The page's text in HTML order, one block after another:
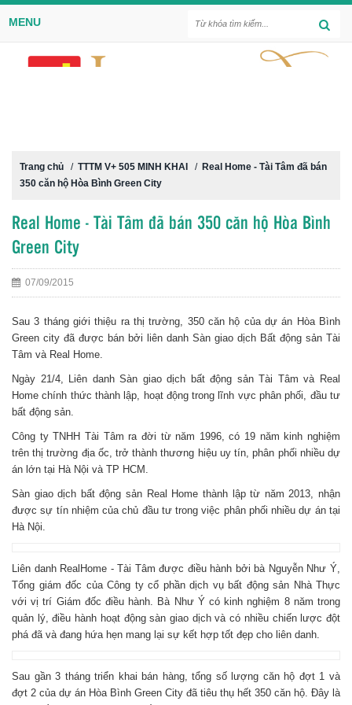
MENU
Trang chủ / TTTM V+ 505 MINH KHAI / Real Home - Tài Tâm đã bán
350 căn hộ Hòa Bình Green City
Real Home - Tài Tâm đã bán 350 căn hộ Hòa Bình
Green City
07/09/2015
Sau 3 tháng giới thiệu ra thị trường, 350 căn hộ của dự án Hòa Bình
Green city đã được bán bởi liên danh Sàn giao dịch Bất động sản Tài
Tâm và Real Home.
Ngày 21/4, Liên danh Sàn giao dịch bất động sản Tài Tâm và Real
Home chính thức thành lập, hoạt động trong lĩnh vực phân phối, đầu tư
bất động sản.
Công ty TNHH Tài Tâm ra đời từ năm 1996, có 19 năm kinh nghiệm
trên thị trường địa ốc, trở thành thương hiệu uy tín, phân phối nhiều dự
án lớn tại Hà Nội và TP HCM.
Sàn giao dịch bất động sản Real Home thành lập từ năm 2013, nhận
được sự tín nhiệm của chủ đầu tư trong việc phân phối nhiều dự án tại
Hà Nội.
Liên danh RealHome - Tài Tâm được điều hành bởi bà Nguyễn Như Ý,
Tổng giám đốc của Công ty cổ phần dịch vụ bất động sản Nhà Thực
với vị trí Giám đốc điều hành. Bà Như Ý có kinh nghiệm 8 năm trong
quản lý, điều hành hoạt động sàn giao dịch và có nhiều chiến lược đột
phá đã và đang hứa hẹn mang lại sự kết hợp tốt đẹp cho liên danh.
Sau gần 3 tháng triển khai bán hàng, tổng số lượng căn hộ đợt 1 và
đợt 2 của dự án Hòa Bình Green City đã tiêu thụ hết 350 căn hộ. Đây là